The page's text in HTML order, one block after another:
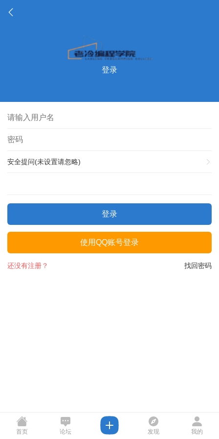
登录
安全提问(未设置请忽略)
登录
使用QQ账号登录
找回密码
还没有注册？
首页 论坛 发现 我的